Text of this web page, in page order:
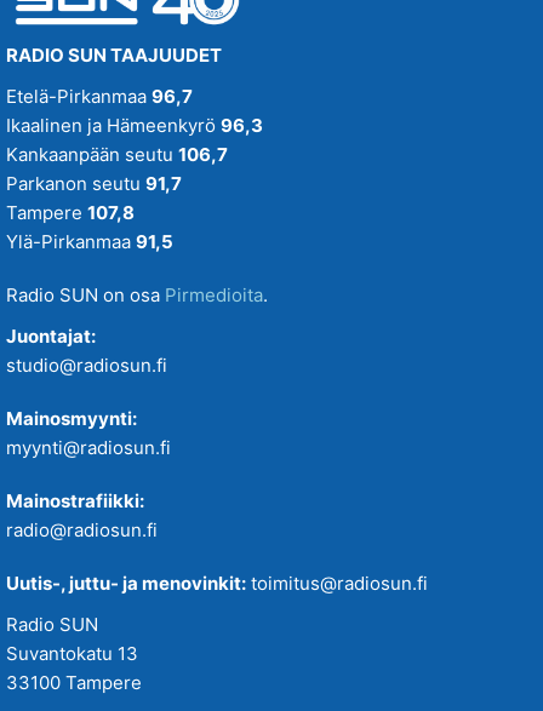
RADIO SUN TAAJUUDET
Etelä-Pirkanmaa 96,7
Ikaalinen ja Hämeenkyrö 96,3
Kankaanpään seutu 106,7
Parkanon seutu 91,7
Tampere 107,8
Ylä-Pirkanmaa 91,5
Radio SUN on osa Pirmedioita.
Juontajat:
studio@radiosun.fi
Mainosmyynti:
myynti@radiosun.fi
Mainostrafiikki:
radio@radiosun.fi
Uutis-, juttu- ja menovinkit: toimitus@radiosun.fi
Radio SUN
Suvantokatu 13
33100 Tampere